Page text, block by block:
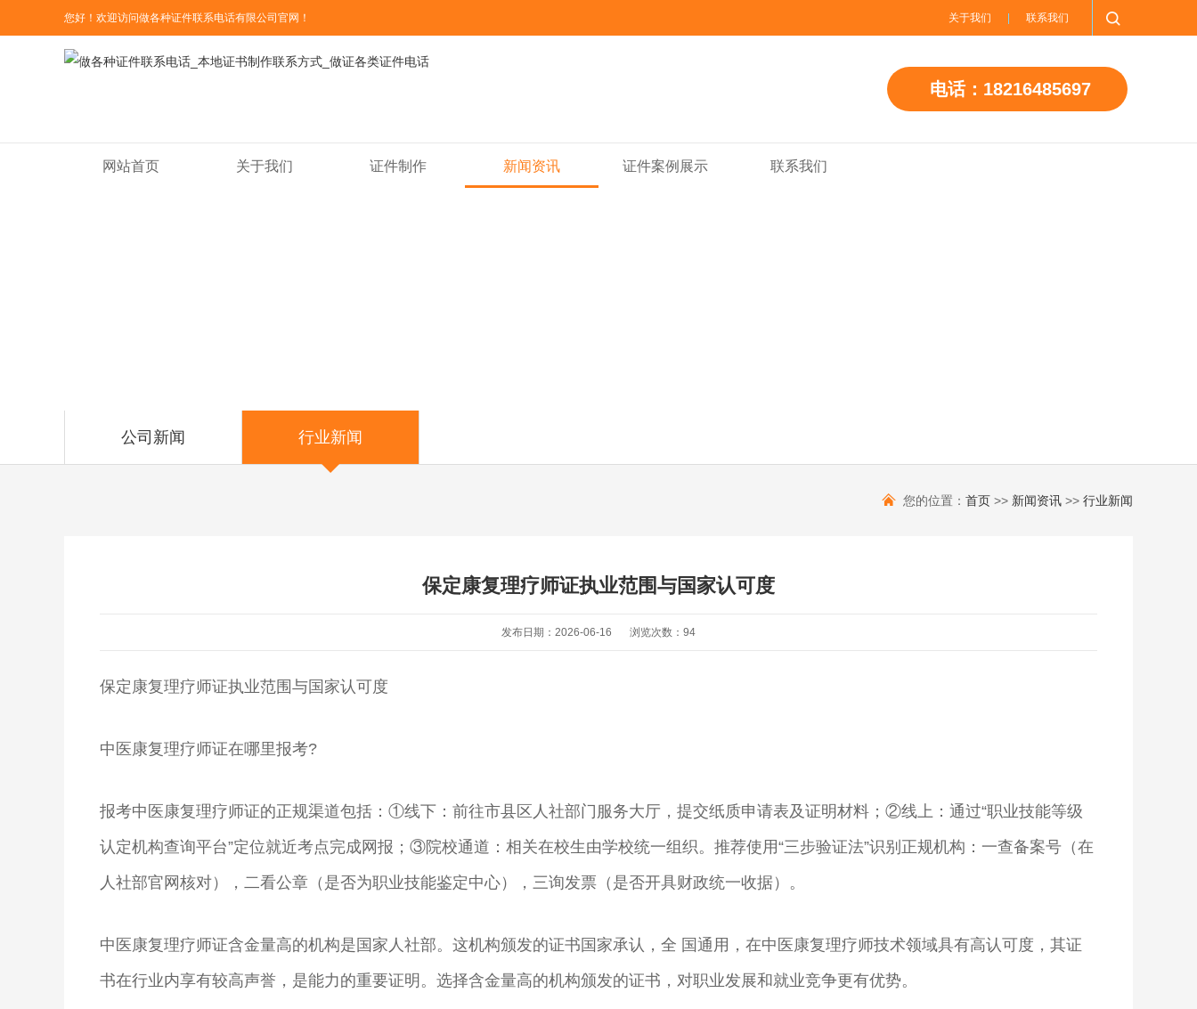
您好！欢迎访问做各种证件联系电话有限公司官网！ 关于我们 联系我们
电话：18216485697
网站首页 关于我们 证件制作 新闻资讯 证件案例展示 联系我们
公司新闻 行业新闻
您的位置： 首页 >> 新闻资讯 >> 行业新闻
保定康复理疗师证执业范围与国家认可度
发布日期：2026-06-16 浏览次数： 94
保定康复理疗师证执业范围与国家认可度
中医康复理疗师证在哪里报考?
报考中医康复理疗师证的正规渠道包括：①线下：前往市县区人社部门服务大厅，提交纸质申请表及证明材料；②线上：通过“职业技能等级
认定机构查询平台”定位就近考点完成网报；③院校通道：相关在校生由学校统一组织。推荐使用“三步验证法”识别正规机构：一查备案号（在
人社部官网核对），二看公章（是否为职业技能鉴定中心），三询发票（是否开具财政统一收据）。
中医康复理疗师证含金量高的机构是国家人社部。这机构颁发的证书国家承认，全 国通用，在中医康复理疗师技术领域具有高认可度，其证
书在行业内享有较高声誉，是能力的重要证明。选择含金量高的机构颁发的证书，对职业发展和就业竞争更有优势。